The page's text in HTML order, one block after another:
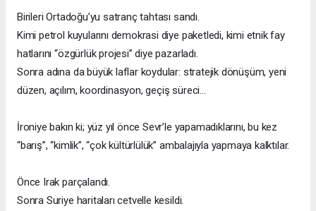
Birileri Ortadoğu’yu satranç tahtası sandı.
Kimi petrol kuyularını demokrasi diye paketledi, kimi etnik fay
hatlarını “özgürlük projesi” diye pazarladı.
Sonra adına da büyük laflar koydular: stratejik dönüşüm, yeni
düzen, açılım, koordinasyon, geçiş süreci…
İroniye bakın ki; yüz yıl önce Sevr’le yapamadıklarını, bu kez
“barış”, “kimlik”, “çok kültürlülük” ambalajıyla yapmaya kalktılar.
Önce Irak parçalandı.
Sonra Suriye haritaları cetvelle kesildi.